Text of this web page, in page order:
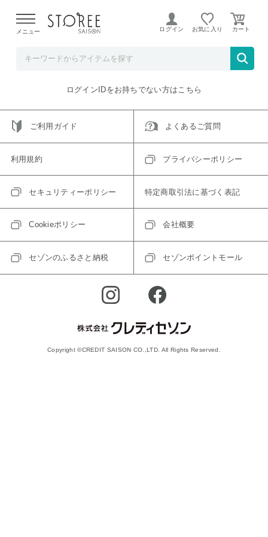
よる配送遅延が発生しております。
メニュー ログイン お気に入り
ご指定のアイテムは取り扱い終了、またはただいま取り扱い
トップへ戻る
ログインIDをお持ちでない方はこちら
ご利用ガイド よくあるご質問
利用規約 プライバシーポリシー
セキュリティーポリシー 特定商取引法に基づく表記
Cookieポリシー 会社概要
セゾンのふるさと納税 セゾンポイントモール
Copyright ©CREDIT SAISON CO.,LTD. All Rights Reserved.